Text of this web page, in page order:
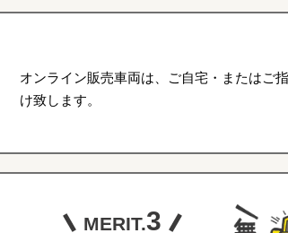
オンライン販売車両は、ご自宅・またはご
け致します。
MERIT.3